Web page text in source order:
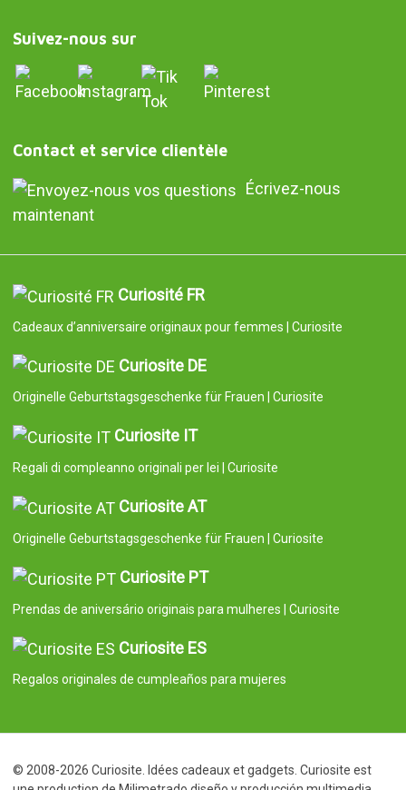
Suivez-nous sur
Contact et service clientèle
Écrivez-nous
maintenant
Curiosité FR
Cadeaux d’anniversaire originaux pour femmes | Curiosite
Curiosite DE
Originelle Geburtstagsgeschenke für Frauen | Curiosite
Curiosite IT
Regali di compleanno originali per lei | Curiosite
Curiosite AT
Originelle Geburtstagsgeschenke für Frauen | Curiosite
Curiosite PT
Prendas de aniversário originais para mulheres | Curiosite
Curiosite ES
Regalos originales de cumpleaños para mujeres
© 2008-2026 Curiosite. Idées cadeaux et gadgets. Curiosite est